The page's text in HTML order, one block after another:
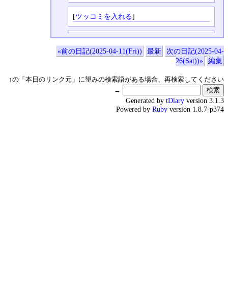
[ツッコミを入れる]
«前の日記(2025-04-11(Fri)) 最新
次の日記(2025-04-
26(Sat))»
編集
↑の「本日のリンク元」に望みの検索語がある場合、再検索してください
→
Generated by tDiary version 3.1.3
Powered by Ruby version 1.8.7-p374